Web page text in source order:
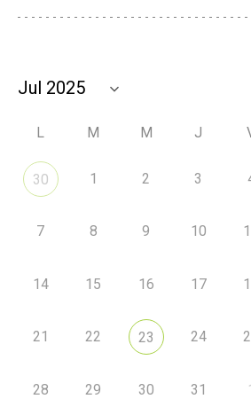
L M M J
30 1 2 3
7 8 9 10
14 15 16 17
21 22 23 24
28 29 30 31